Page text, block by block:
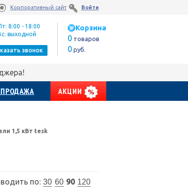
Корпоративный сайт Войти
8:00 - 18:00
выходной
звонок
Корзина
0 товаров
0 руб.
АКЦИИ
1,5 кВт tesk
по: 30 60 90 120